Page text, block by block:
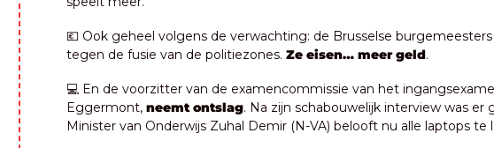
💶 Ook geheel volgens de verwachting: de Brusselse
tegen de fusie van de politiezones. Ze eisen… meer geld.
💻 En de voorzitter van de examencommissie van het
Eggermont, neemt ontslag. Na zijn schabouwelijk interview was er
Minister van Onderwijs Zuhal Demir (N-VA) belooft nu alle laptops te